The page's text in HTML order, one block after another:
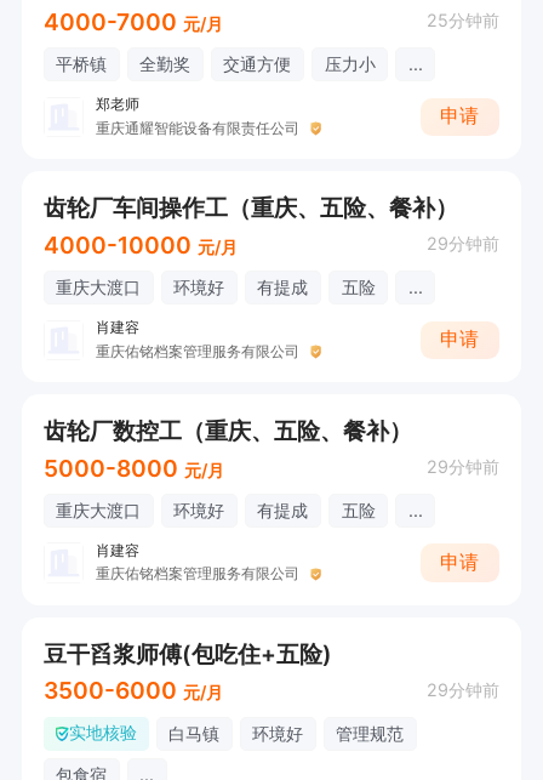
4000-7000 元/月 25分钟前
平桥镇 全勤奖 交通方便 压力小 ...
郑老师
重庆通耀智能设备有限责任公司
申请
齿轮厂车间操作工（重庆、五险、餐补）
4000-10000 元/月 29分钟前
重庆大渡口 环境好 有提成 五险 ...
肖建容
重庆佑铭档案管理服务有限公司
申请
齿轮厂数控工（重庆、五险、餐补）
5000-8000 元/月 29分钟前
重庆大渡口 环境好 有提成 五险 ...
肖建容
重庆佑铭档案管理服务有限公司
申请
豆干舀浆师傅(包吃住+五险)
3500-6000 元/月 29分钟前
实地核验 白马镇 环境好
管理规范
包食宿
...